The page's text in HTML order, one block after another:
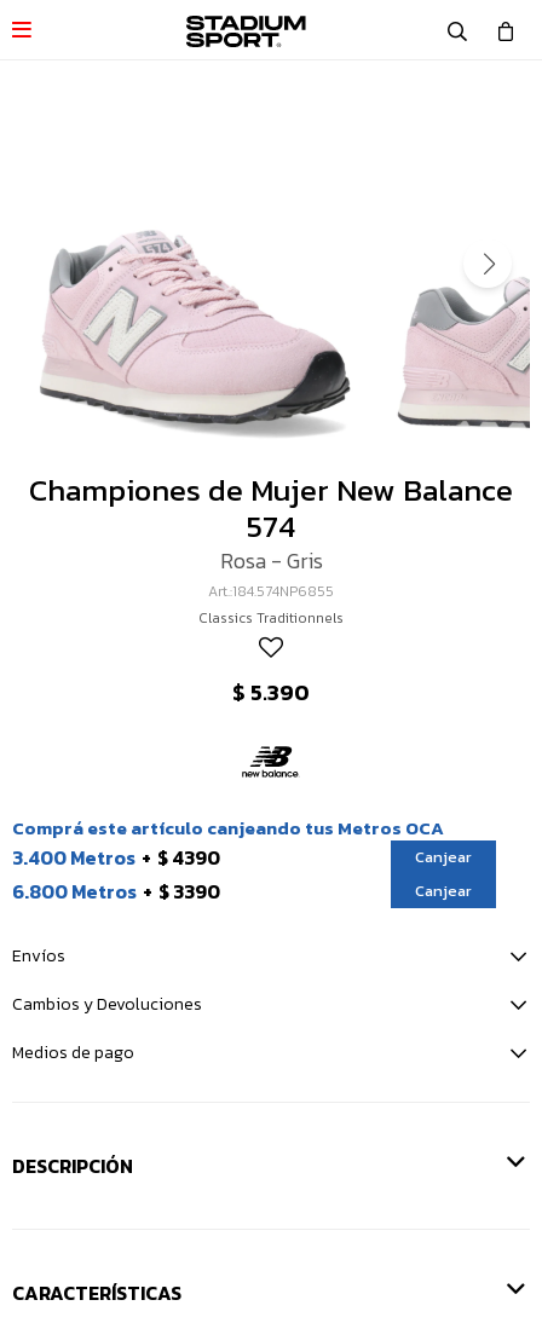

Championes de Mujer New Balance
574
Rosa - Gris
184.574NP6855
Classics Traditionnels
$ 5.390
Comprá este artículo canjeando tus Metros OCA
3.400 Metros $ 4390 Canjear
6.800 Metros $ 3390 Canjear
Envíos
Cambios y Devoluciones
Medios de pago
DESCRIPCIÓN
CARACTERÍSTICAS